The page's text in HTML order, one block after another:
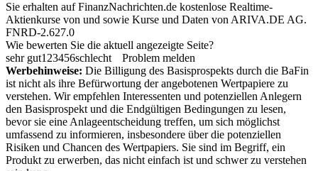
Sie erhalten auf FinanzNachrichten.de kostenlose Realtime-
Aktienkurse von und sowie Kurse und Daten von ARIVA.DE AG.
FNRD-2.627.0
Wie bewerten Sie die aktuell angezeigte Seite?
sehr gut1 23456schlecht
Problem melden
Werbehinweise: Die Billigung des Basisprospekts durch die BaFin
ist nicht als ihre Befürwortung der angebotenen Wertpapiere zu
verstehen. Wir empfehlen Interessenten und potenziellen Anlegern
den Basisprospekt und die Endgültigen Bedingungen zu lesen,
bevor sie eine Anlageentscheidung treffen, um sich möglichst
umfassend zu informieren, insbesondere über die potenziellen
Risiken und Chancen des Wertpapiers. Sie sind im Begriff, ein
Produkt zu erwerben, das nicht einfach ist und schwer zu verstehen